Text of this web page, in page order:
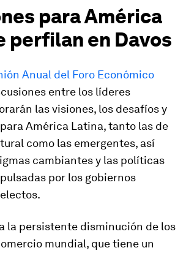
para América
perfilan en Davos
Anual del Foro Económico
entre los líderes
las visiones, los desafíos y
América Latina, tanto las de
como las emergentes, así
cambiantes y las políticas
por los gobiernos
la persistente disminución de los
mundial, que tiene un